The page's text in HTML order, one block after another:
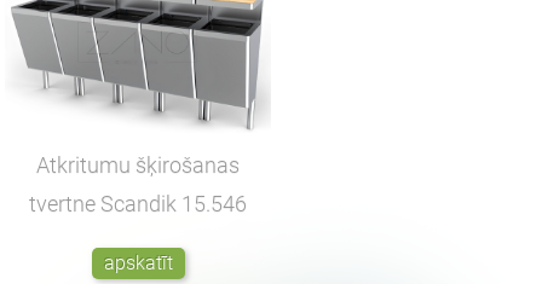
Atkritumu šķirošanas
tvertne Scandik 15.546
apskatīt